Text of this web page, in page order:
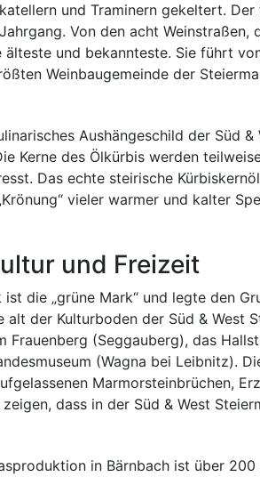
und Traminern gekeltert.
Von den acht
älteste und bekannteste. Sie führt
Weinbaugemeinde der
Aushängeschild der Süd
Kerne des Ölkürbis werden
Das echte steirische
vieler warmer und kalter
und Freizeit
ist die „grüne Mark“ und legte den
alt der Kulturboden der Süd & West
Frauenberg (Seggauberg), das
(Wagna bei Leibnitz).
Marmorsteinbrüchen,
dass in der Süd & West
in Bärnbach ist über